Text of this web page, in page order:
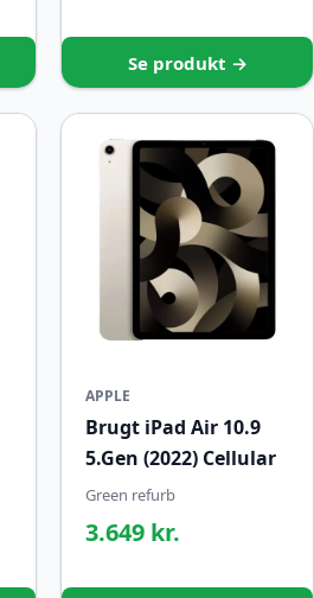
Se produkt →
APPLE
Brugt iPad Air 10.9
5.Gen (2022) Cellular
Green refurb
3.649 kr.